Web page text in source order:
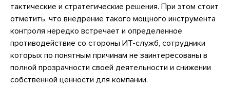
тактические и стратегические решения. При этом стоит
отметить, что внедрение такого мощного инструмента
контроля нередко встречает и определенное
противодействие со стороны ИТ-служб, сотрудники
которых по понятным причинам не заинтересованы в
полной прозрачности своей деятельности и снижении
собственной ценности для компании.